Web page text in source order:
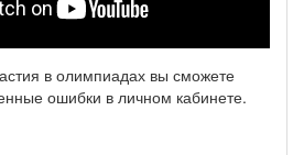
в олимпиадах вы сможете
ошибки в личном кабинете.